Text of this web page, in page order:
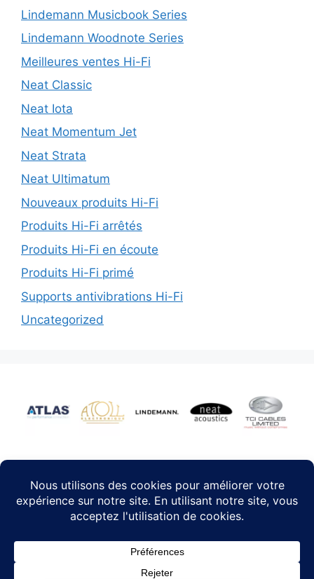
Lindemann Musicbook Series
Lindemann Woodnote Series
Meilleures ventes Hi-Fi
Neat Classic
Neat Iota
Neat Momentum Jet
Neat Strata
Neat Ultimatum
Nouveaux produits Hi-Fi
Produits Hi-Fi arrêtés
Produits Hi-Fi en écoute
Produits Hi-Fi primé
Supports antivibrations Hi-Fi
Uncategorized
Mentions légales-